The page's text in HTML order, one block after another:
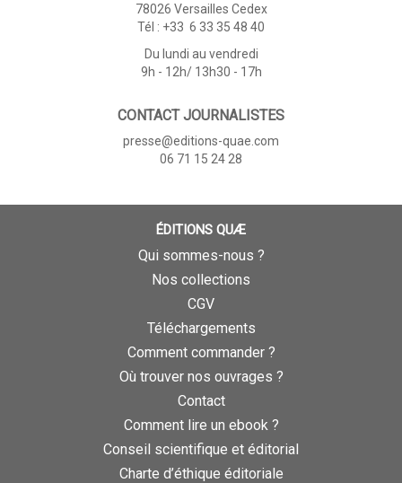
78026 Versailles Cedex
Tél : +33 6 33 35 48 40
Du lundi au vendredi
9h - 12h/ 13h30 - 17h
CONTACT JOURNALISTES
presse@editions-quae.com
06 71 15 24 28
ÉDITIONS QUÆ
Qui sommes-nous ?
Nos collections
CGV
Téléchargements
Comment commander ?
Où trouver nos ouvrages ?
Contact
Comment lire un ebook ?
Conseil scientifique et éditorial
Charte d’éthique éditoriale